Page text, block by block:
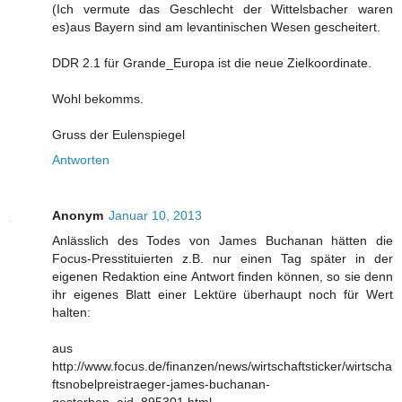
(Ich vermute das Geschlecht der Wittelsbacher waren
es)aus Bayern sind am levantinischen Wesen gescheitert.
DDR 2.1 für Grande_Europa ist die neue Zielkoordinate.
Wohl bekomms.
Gruss der Eulenspiegel
Antworten
Anonym Januar 10, 2013
Anlässlich des Todes von James Buchanan hätten die
Focus-Presstituierten z.B. nur einen Tag später in der
eigenen Redaktion eine Antwort finden können, so sie denn
ihr eigenes Blatt einer Lektüre überhaupt noch für Wert
halten:
aus
http://www.focus.de/finanzen/news/wirtschaftsticker/wirtscha
ftsnobelpreistraeger-james-buchanan-